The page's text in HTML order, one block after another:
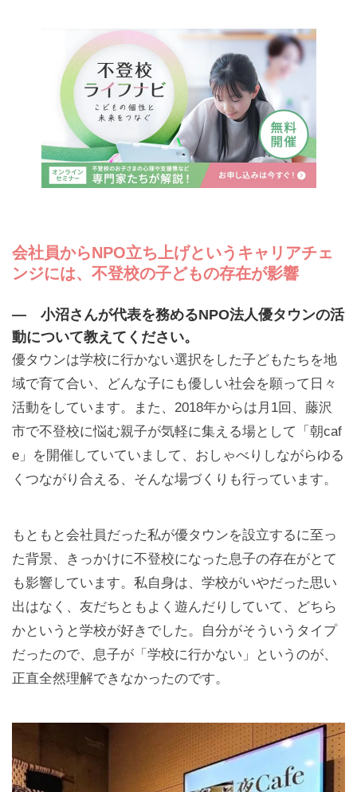
会社員からNPO立ち上げというキャリアチェ
ンジには、不登校の子どもの存在が影響
— 小沼さんが代表を務めるNPO法人優タウンの活
動について教えてください。
優タウンは学校に行かない選択をした子どもたちを地
域で育て合い、どんな子にも優しい社会を願って日々
活動をしています。また、2018年からは月1回、藤沢
市で不登校に悩む親子が気軽に集える場として「朝caf
e」を開催していていまして、おしゃべりしながらゆる
くつながり合える、そんな場づくりも行っています。
もともと会社員だった私が優タウンを設立するに至っ
た背景、きっかけに不登校になった息子の存在がとて
も影響しています。私自身は、学校がいやだった思い
出はなく、友だちともよく遊んだりしていて、どちら
かというと学校が好きでした。自分がそういうタイプ
だったので、息子が「学校に行かない」というのが、
正直全然理解できなかったのです。